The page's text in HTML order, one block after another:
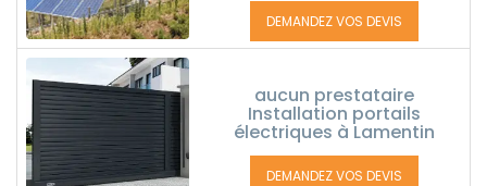
DEMANDEZ VOS DEVIS
aucun prestataire
Installation portails
électriques à Lamentin
DEMANDEZ VOS DEVIS